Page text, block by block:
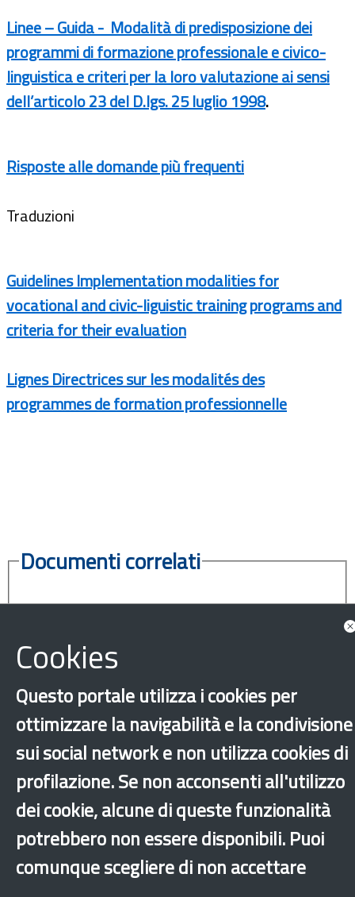
Linee – Guida - Modalità di predisposizione dei
programmi di formazione professionale e civico-
linguistica e criteri per la loro valutazione ai sensi
dell’articolo 23 del D.lgs. 25 luglio 1998.
Risposte alle domande più frequenti
Traduzioni
Guidelines Implementation modalities for
vocational and civic-liguistic training programs and
criteria for their evaluation
Lignes Directrices sur les modalités des
programmes de formation professionnelle
Documenti correlati
Linee Guida_Testo consolidato
×
Cookies
Questo portale utilizza i cookies per
ottimizzare la navigabilità e la condivisione
sui social network e non utilizza cookies di
profilazione. Se non acconsenti all'utilizzo
dei cookie, alcune di queste funzionalità
potrebbero non essere disponibili. Puoi
comunque scegliere di non accettare
Dichiarazione di accessibilità Mappa del sito Legal & Privacy
Contatti
Sito archeologico